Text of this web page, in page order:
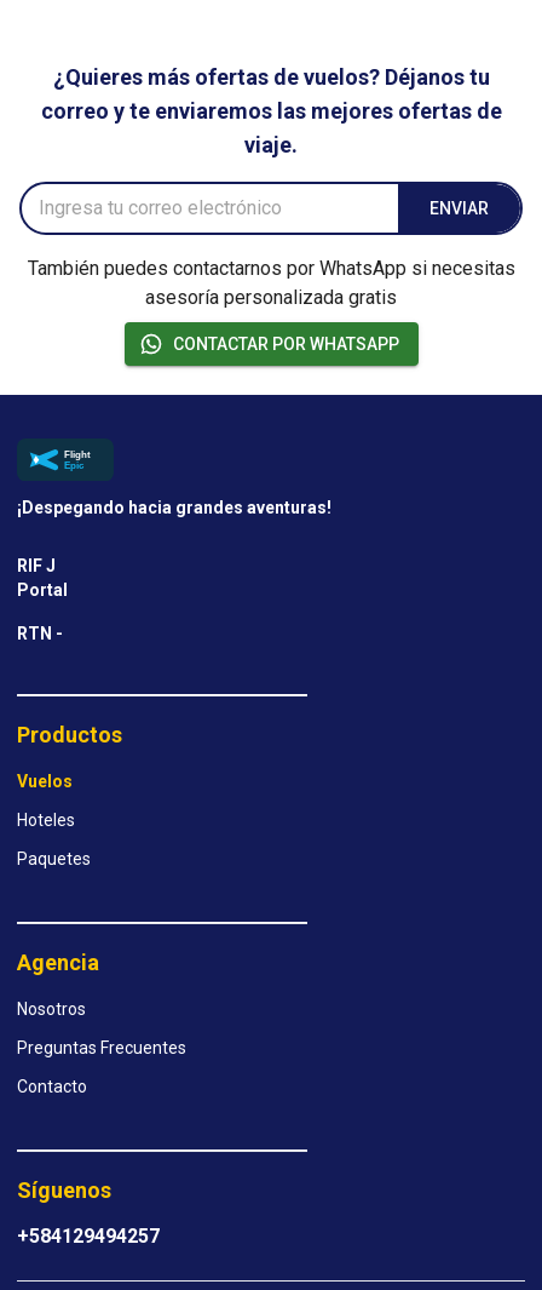
¿Quieres más ofertas de vuelos? Déjanos tu
correo y te enviaremos las mejores ofertas de
viaje.
ENVIAR
También puedes contactarnos por WhatsApp si necesitas
asesoría personalizada gratis
CONTACTAR POR WHATSAPP
¡Despegando hacia grandes aventuras!
RIF J
Portal
RTN -
Productos
Vuelos
Hoteles
Paquetes
Agencia
Nosotros
Preguntas Frecuentes
Contacto
Síguenos
+584129494257